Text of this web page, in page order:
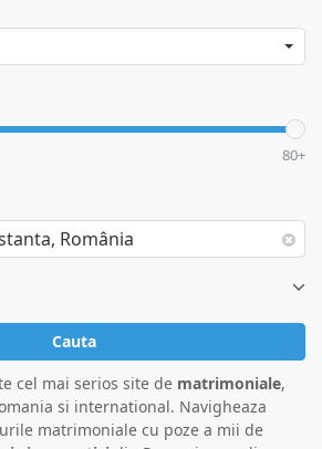
80+
Cauta
cel mai serios site de matrimoniale,
si international. Navigheaza
matrimoniale cu poze a mii de